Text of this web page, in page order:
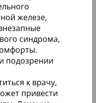
железе,
синдрома,
подозрении
к врачу,
привести